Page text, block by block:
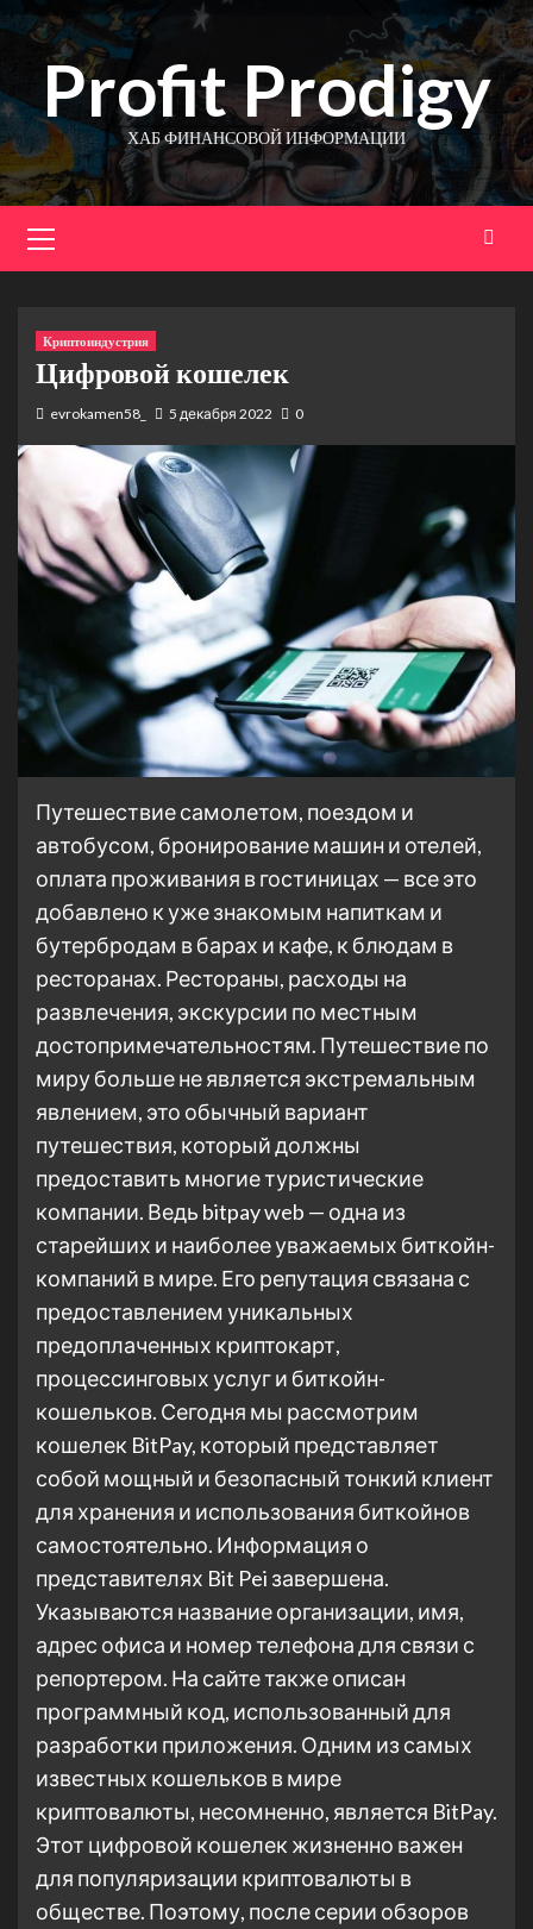
Перейти
содержимому
Profit Prodigy
ХАБ ФИНАНСОВОЙ ИНФОРМАЦИИ
меню
Криптоиндустрия
Цифровой кошелек
evrokamen58_ 5 декабря 2022 0
Путешествие самолетом, поездом и
автобусом, бронирование машин и отелей,
оплата проживания в гостиницах — все это
добавлено к уже знакомым напиткам и
бутербродам в барах и кафе, к блюдам в
ресторанах. Рестораны, расходы на
развлечения, экскурсии по местным
достопримечательностям. Путешествие по
миру больше не является экстремальным
явлением, это обычный вариант
путешествия, который должны
предоставить многие туристические
компании. Ведь bitpay web — одна из
старейших и наиболее уважаемых биткойн-
компаний в мире. Его репутация связана с
предоставлением уникальных
предоплаченных криптокарт,
процессинговых услуг и биткойн-
кошельков. Сегодня мы рассмотрим
кошелек BitPay, который представляет
собой мощный и безопасный тонкий клиент
для хранения и использования биткойнов
самостоятельно. Информация о
представителях Bit Pei завершена.
Указываются название организации, имя,
адрес офиса и номер телефона для связи с
репортером. На сайте также описан
программный код, использованный для
разработки приложения. Одним из самых
известных кошельков в мире
криптовалюты, несомненно, является BitPay.
Этот цифровой кошелек жизненно важен
для популяризации криптовалюты в
обществе. Поэтому, после серии обзоров